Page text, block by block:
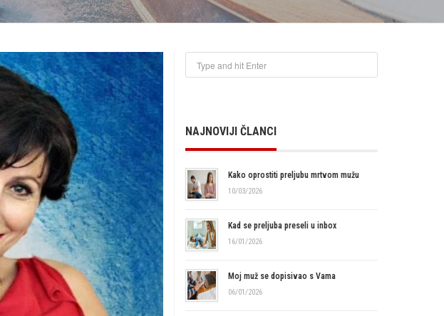
NAJNOVIJI ČLANCI
Kako oprostiti preljubu mrtvom mužu
10/03/2026
Kad se preljuba preseli u inbox
16/01/2026
Moj muž se dopisivao s Vama
06/01/2026